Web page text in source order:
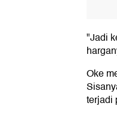
"Jadi
Oke
terjadi